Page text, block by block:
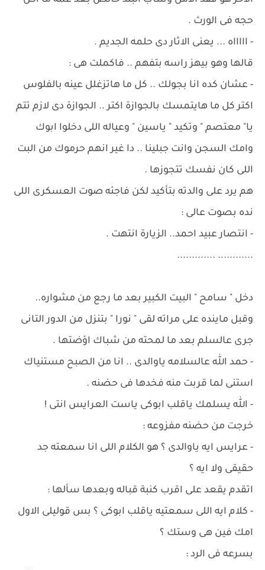
حجه فى الورث .
- اااااه ... يعنى الاثار دى حلمه الجديم .
قالها وهو بيهز راسه بتفهم .. فاكملت هى :
- عشان كده انا بجولك .. كل ما هاتزغلل عينه بالفلوس
اكتر كل ما هايتمسك بالجوازة اكتر .. الجوازة دى لازم تتم
يا" معتصم " وتكيد " ياسين " وعياله اللى دخلوا ابوك
وامك السجن وانت جبلينا .. دا غير انهم حرموك من البت
اللى كان نفسك تتجوزها .
هم يرد على والدته بتأكيد لكن فاجئه صوت العسكرى اللى
نده بصوت عالى :
- انتصار عبيد احمد.. الزيارة انتهت .
............ .............
دخل " سامح " البيت الكبير بعد ما رجع من مشواره..
وقبل ماينده على مراته لقى " نورا " بتنزل من الدور التانى
جرى عالسلم بعد ما لمحته من شباك اؤضتها .
- حمد الله عالسلامه ياوالدى .. انا من الصبح مستنياك
استنى لما قربت منه فخدها فى حضنه .
- الله يسلمك ياقلب ابوكى ياست العرايس انتى !
خرجت من حضنه مفزوعه :
- عرايس ايه ياوالدى ؟ هو الكلام اللى انا سمعته جد
حقيقى ولا ايه ؟
اتقدم يقعد على اقرب كنبة قباله وبعدها سألها :
- كلام ايه اللى سمعتيه ياقلب ابوكى ؟ بس قوليلى الاول
امك فين هى وستك ؟
بسرعه فى الرد :